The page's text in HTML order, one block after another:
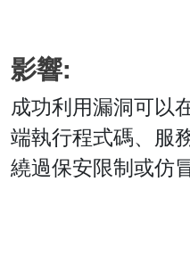
影響:
成功利用漏洞可以
端執行程式碼、服
繞過保安限制或仿